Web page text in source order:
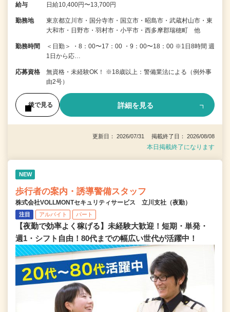
給与 日給10,400円〜13,700円
勤務地
東京都立川市・国分寺市・国立市・昭島市・武蔵村山市・東
大和市・日野市・羽村市・小平市・西多摩郡瑞穂町 他
勤務時間
＜日勤＞ ・8：00〜17：00 ・9：00〜18：00 ※1日8時間 週
1日から応…
応募資格
無資格・未経験OK！ ※18歳以上：警備業法による（例外事
由2号）
後で見る 詳細を見る
更新日： 2026/07/31 掲載終了日： 2026/08/08
本日掲載終了になります
NEW
歩行者の案内・誘導警備スタッフ
株式会社VOLLMONTセキュリティサービス 立川支社（夜勤）
注目 アルバイト パート
【夜勤で効率よく稼げる】未経験大歓迎！短期・単発・
週1・シフト自由！80代までの幅広い世代が活躍中！